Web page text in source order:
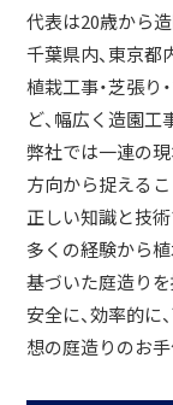
代表は20歳から
千葉県内、東京都
植栽工事・芝張
ど、幅広く造園工
弊社では一連の
方向から捉える
正しい知識と技
多くの経験から
基づいた庭造り
安全に、効率的に
想の庭造りのお